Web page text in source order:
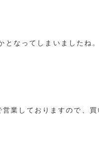
なってしまいましたね。
業しておりますので、